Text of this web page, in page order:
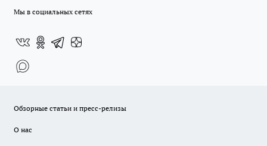
Мы в социальных сетях
Обзорные статьи и пресс-релизы
О нас